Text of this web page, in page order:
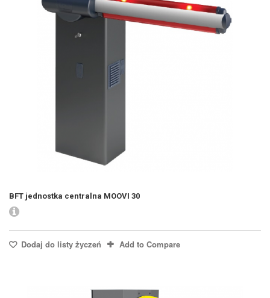
BFT jednostka centralna MOOVI 30
Dodaj do listy życzeń Add to Compare